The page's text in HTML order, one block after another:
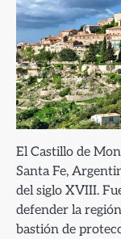
El Castillo de
Santa Fe,
del siglo XVIII.
defender la
bastión de